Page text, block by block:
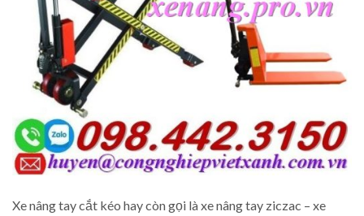
Xe nâng tay cắt kéo hay còn gọi là xe nâng tay ziczac – xe